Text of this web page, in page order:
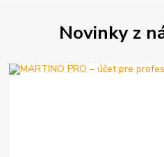
Novinky z